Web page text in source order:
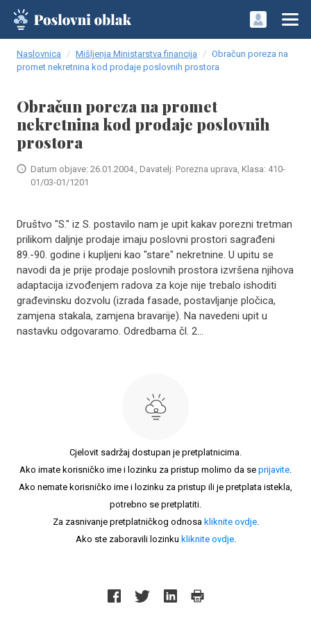
Naslovnica Mišljenja Ministarstva financija
Obračun poreza na
promet nekretnina kod prodaje poslovnih prostora
Obračun poreza na promet
nekretnina kod prodaje poslovnih
prostora
Datum objave: 26.01.2004., Davatelj: Porezna uprava, Klasa: 410-
01/03-01/1201
Društvo "S." iz S. postavilo nam je upit kakav porezni tretman
prilikom daljnje prodaje imaju poslovni prostori sagrađeni
89.-90. godine i kupljeni kao "stare" nekretnine. U upitu se
navodi da je prije prodaje poslovnih prostora izvršena njihova
adaptacija izvođenjem radova za koje nije trebalo ishoditi
građevinsku dozvolu (izrada fasade, postavljanje pločica,
zamjena stakala, zamjena bravarije). Na navedeni upit u
nastavku odgovaramo. Odredbama čl. 2...
Cjelovit sadržaj dostupan je pretplatnicima.
Ako imate korisničko ime i lozinku za pristup molimo da se prijavite.
Ako nemate korisničko ime i lozinku za pristup ili je pretplata istekla,
potrebno se pretplatiti.
Za zasnivanje pretplatničkog odnosa kliknite ovdje.
Ako ste zaboravili lozinku kliknite ovdje.